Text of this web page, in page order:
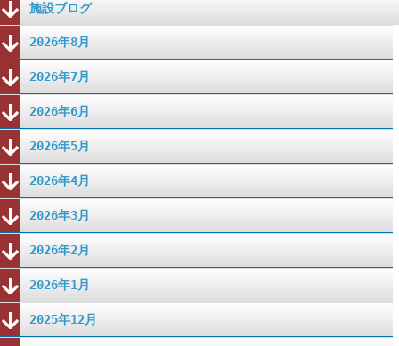
施設ブログ
2026年8月
2026年7月
2026年6月
2026年5月
2026年4月
2026年3月
2026年2月
2026年1月
2025年12月